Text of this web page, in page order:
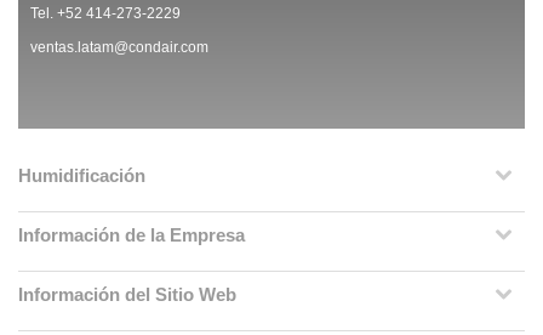
Tel. +52 414-273-2229
ventas.latam@condair.com
Humidificación
Información de la Empresa
Información del Sitio Web